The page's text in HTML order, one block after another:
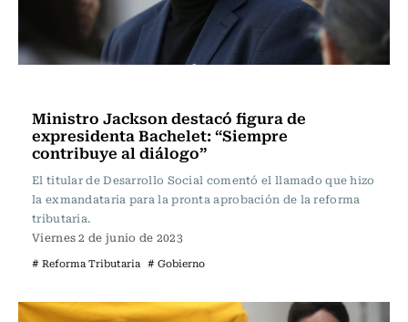
Ministro Jackson destacó figura de
expresidenta Bachelet: “Siempre
contribuye al diálogo”
El titular de Desarrollo Social comentó el llamado que hizo
la exmandataria para la pronta aprobación de la reforma
tributaria.
Viernes 2 de junio de 2023
# Reforma Tributaria # Gobierno